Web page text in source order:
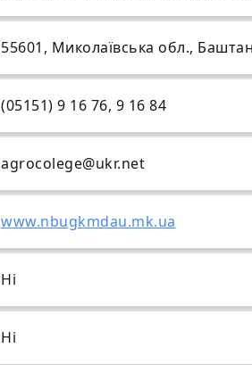
55601, Миколаївська обл.,
(05151) 9 16 76, 9 16 84
agrocolege@ukr.net
www.nbugkmdau.mk.ua
Ні
Ні